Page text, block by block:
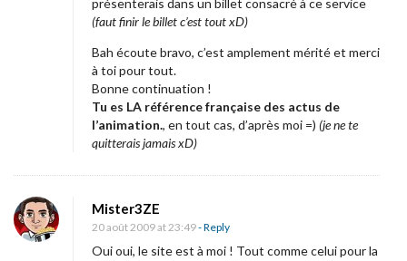
présenterais dans un billet consacré à ce service
(faut finir le billet c’est tout xD)
Bah écoute bravo, c’est amplement mérité et merci
à toi pour tout.
Bonne continuation !
Tu es LA référence française des actus de
l’animation., en tout cas, d’après moi =) (je ne te
quitterais jamais xD)
Mister3ZE
20 août 2009 at 23:49- Reply
Oui oui, le site est à moi ! Tout comme celui pour la